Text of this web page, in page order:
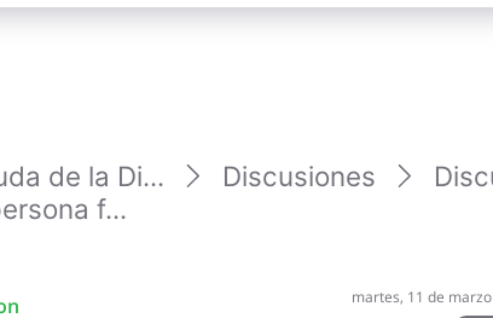
de la Di... Discusiones
f...
martes, 11 de